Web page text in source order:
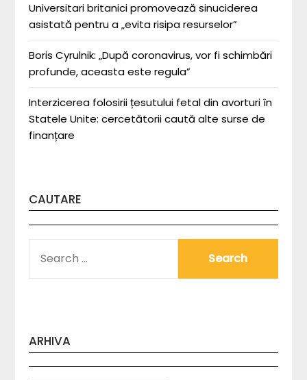
Universitari britanici promovează sinuciderea
asistată pentru a „evita risipa resurselor”
Boris Cyrulnik: „După coronavirus, vor fi schimbări
profunde, aceasta este regula”
Interzicerea folosirii țesutului fetal din avorturi în
Statele Unite: cercetătorii caută alte surse de
finanțare
CAUTARE
FOR:
ARHIVA